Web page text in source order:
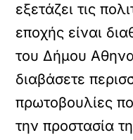
εξετάζει τις
εποχής είναι
του Δήμου
διαβάσετε
πρωτοβουλίες
την προστασία